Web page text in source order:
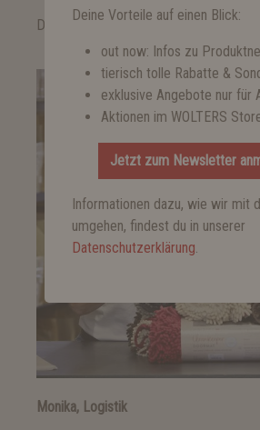
Das sagen unsere Mitarbeiter über
Monika, Logistik
Deine Vorteile auf einen Blick:
out now: Infos zu
tierisch tolle Rabatte &
exklusive Angebote nur für
Aktionen im WOLTERS
Jetzt zum Newsletter
Informationen dazu, wie wir mit
umgehen, findest du in unserer
Datenschutzerklärung